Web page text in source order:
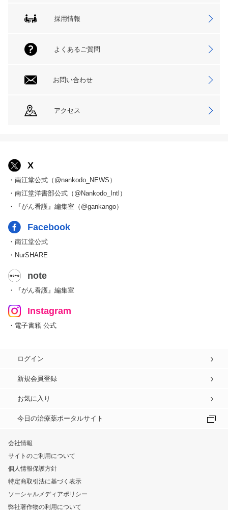
採用情報
よくあるご質問
お問い合わせ
アクセス
X
・南江堂公式（@nankodo_NEWS）
・南江堂洋書部公式（@Nankodo_Intl）
・『がん看護』編集室（@gankango）
Facebook
・南江堂公式
・NurSHARE
note
・『がん看護』編集室
Instagram
・電子書籍 公式
ログイン
新規会員登録
お気に入り
今日の治療薬ポータルサイト
会社情報
サイトのご利用について
個人情報保護方針
特定商取引法に基づく表示
ソーシャルメディアポリシー
弊社著作物の利用について